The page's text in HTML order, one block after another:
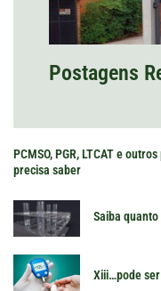
Postagens
PCMSO, PGR, LTCAT e
precisa saber
Saiba quanto
Xiii…pode